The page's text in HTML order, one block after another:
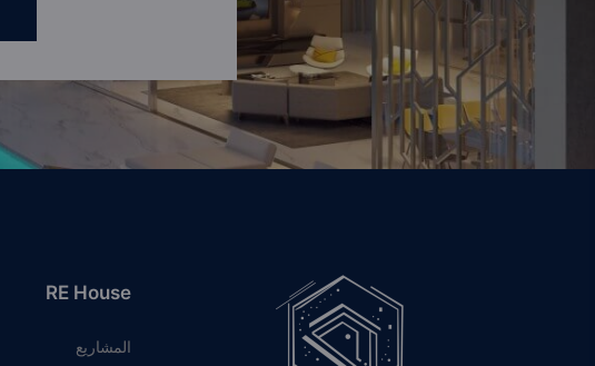
RE House
المشاريع